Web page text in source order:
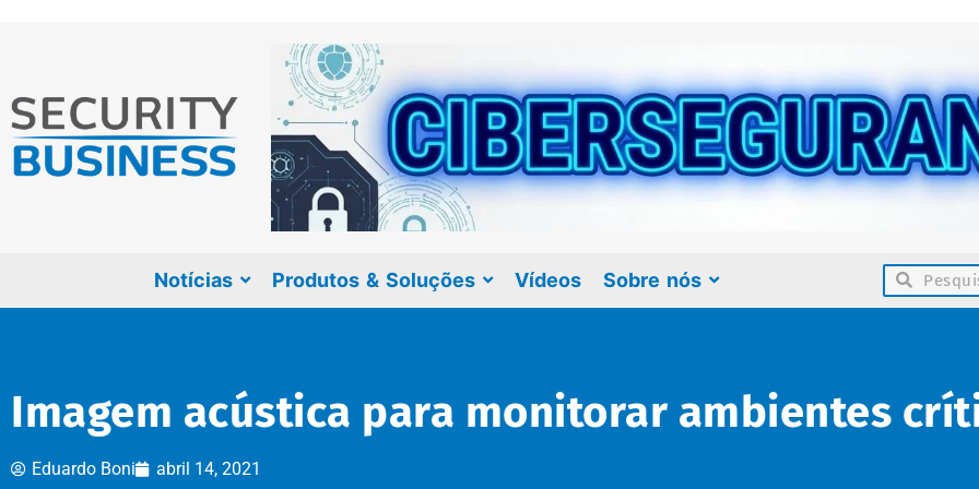
Notícias Produtos & Soluções Vídeos Sobre nós
Imagem acústica para monitorar ambientes
Eduardo Boni abril 14, 2021